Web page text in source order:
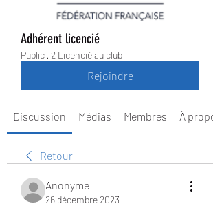
Adhérent licencié
Public · 2 Licencié au club
Rejoindre
Discussion Médias Membres À propos
Retour
Anonyme
26 décembre 2023